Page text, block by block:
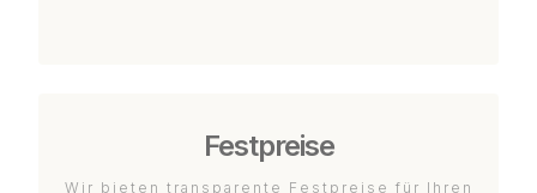
Festpreise
Wir bieten transparente Festpreise für Ihren